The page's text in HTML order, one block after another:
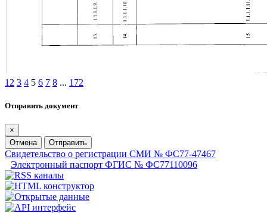
1 2 3 4 5 6 7 8 ... 172
Отправить документ
×
Отмена
Отправить
Свидетельство о регистрации СМИ № ФС77-47467
Электронный паспорт ФГИС № ФС77110096